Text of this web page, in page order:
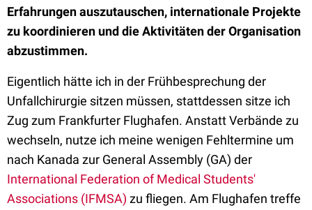
Erfahrungen auszutauschen, internationale Projekte
zu koordinieren und die Aktivitäten der Organisation
abzustimmen.
Eigentlich hätte ich in der Frühbesprechung der
Unfallchirurgie sitzen müssen, stattdessen sitze ich
Zug zum Frankfurter Flughafen. Anstatt Verbände zu
wechseln, nutze ich meine wenigen Fehltermine um
nach Kanada zur General Assembly (GA) der
International Federation of Medical Students'
Associations (IFMSA) zu fliegen. Am Flughafen treffe